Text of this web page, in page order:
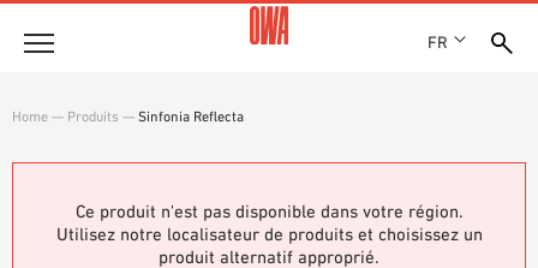
FR
NOS FILIALES
Produits
LES COLLECTIONS OWA
RECHERCHE GUIDÉE
Solutions
Home — Produits — Sinfonia Reflecta
Ce produit n'est pas disponible dans votre région.
Utilisez notre localisateur de produits et choisissez un
produit alternatif approprié.